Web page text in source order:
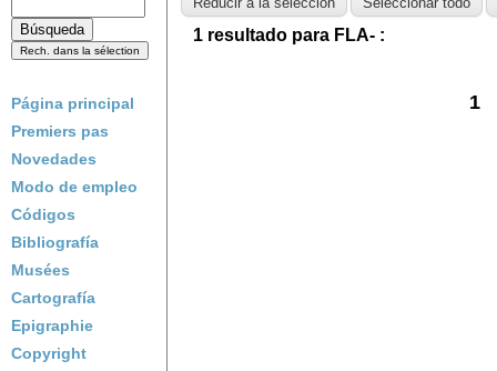
Página principal
Premiers pas
Novedades
Modo de empleo
Códigos
Bibliografía
Musées
Cartografía
Epigraphie
Copyright
1 resultado para FLA- :
1